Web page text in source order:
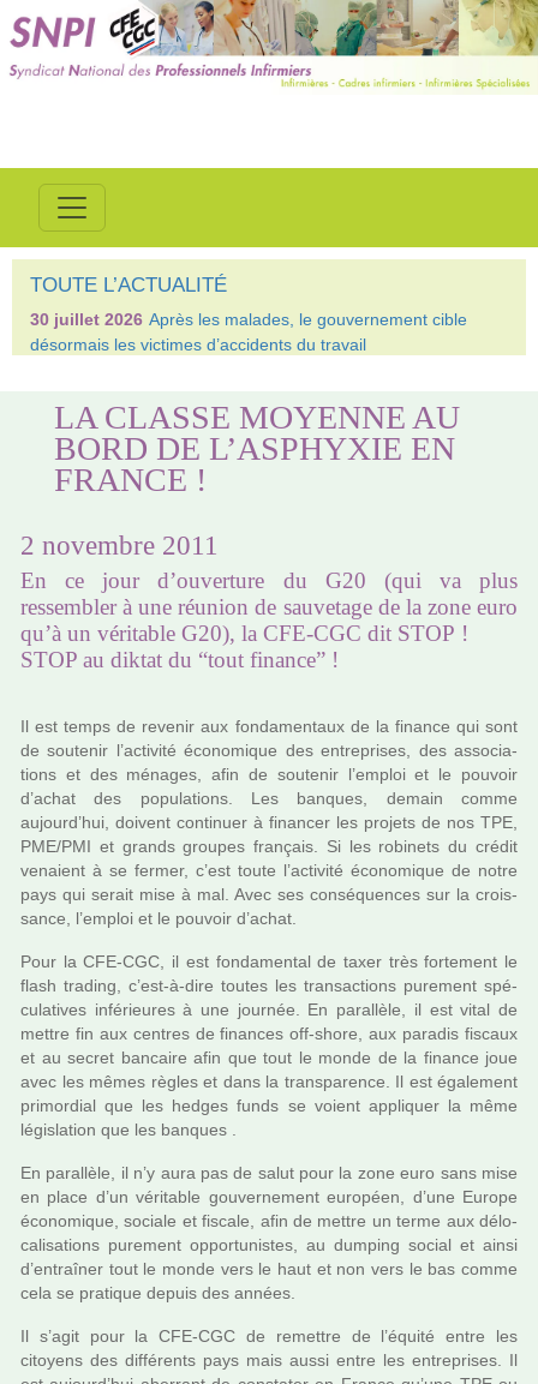
TOUTE L’ACTUALITÉ
30 juillet 2026 Après les malades, le gouvernement cible
désormais les victimes d’accidents du travail
LA CLASSE MOYENNE AU
BORD DE L’ASPHYXIE EN
FRANCE !
2 novembre 2011
En ce jour d’ouverture du G20 (qui va plus
ressembler à une réunion de sauvetage de la zone euro
qu’à un véritable G20), la CFE-CGC dit STOP !
STOP au diktat du “tout finance” !
Il est temps de reve­nir aux fon­da­men­taux de la finance qui sont
de sou­te­nir l’acti­vité économique des entre­pri­ses, des asso­cia­
tions et des ména­ges, afin de sou­te­nir l’emploi et le pou­voir
d’achat des popu­la­tions. Les ban­ques, demain comme
aujourd’hui, doi­vent conti­nuer à finan­cer les pro­jets de nos TPE,
PME/PMI et grands grou­pes fran­çais. Si les robi­nets du crédit
venaient à se fermer, c’est toute l’acti­vité économique de notre
pays qui serait mise à mal. Avec ses consé­quen­ces sur la crois­
sance, l’emploi et le pou­voir d’achat.
Pour la CFE-CGC, il est fon­da­men­tal de taxer très for­te­ment le
flash tra­ding, c’est-à-dire toutes les tran­sac­tions pure­ment spé­
cu­la­ti­ves infé­rieu­res à une jour­née. En paral­lèle, il est vital de
mettre fin aux cen­tres de finan­ces off-shore, aux para­dis fis­caux
et au secret ban­caire afin que tout le monde de la finance joue
avec les mêmes règles et dans la trans­pa­rence. Il est également
pri­mor­dial que les hedges funds se voient appli­quer la même
légis­la­tion que les ban­ques .
En paral­lèle, il n’y aura pas de salut pour la zone euro sans mise
en place d’un véri­ta­ble gou­ver­ne­ment euro­péen, d’une Europe
économique, sociale et fis­cale, afin de mettre un terme aux délo­
ca­li­sa­tions pure­ment oppor­tu­nis­tes, au dum­ping social et ainsi
d’entraî­ner tout le monde vers le haut et non vers le bas comme
cela se pra­ti­que depuis des années.
Il s’agit pour la CFE-CGC de remet­tre de l’équité entre les
citoyens des dif­fé­rents pays mais aussi entre les entre­pri­ses. Il